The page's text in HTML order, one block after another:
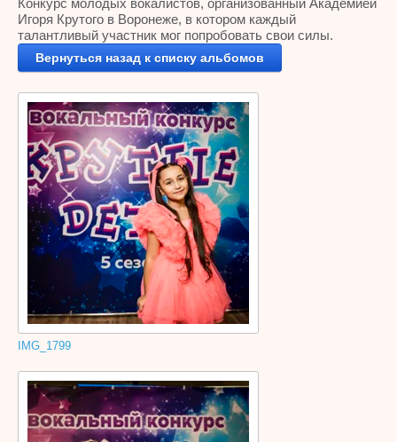
Конкурс молодых вокалистов, организованный Академией
Игоря Крутого в Воронеже, в котором каждый
талантливый участник мог попробовать свои силы.
Вернуться назад к списку альбомов
IMG_1799